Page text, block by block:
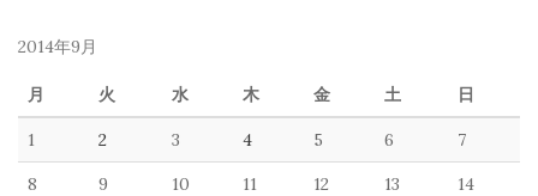
2014年9月
月 火 水 木 金 土 日
1 2 3 4 5 6 7
8 9 10 11 12 13 14